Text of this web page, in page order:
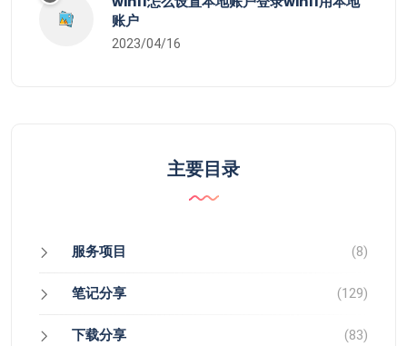
账户
2023/04/16
主要目录
服务项目 (8)
笔记分享 (129)
下载分享 (83)